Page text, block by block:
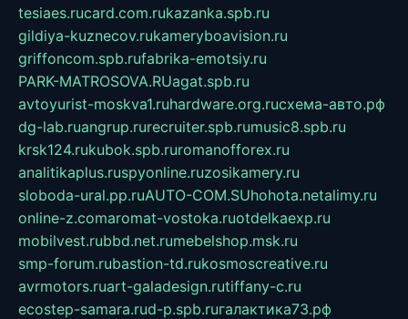
tesiaes.rucard.com.rukazanka.spb.ru
gildiya-kuznecov.rukameryboavision.ru
griffoncom.spb.rufabrika-emotsiy.ru
PARK-MATROSOVA.RUagat.spb.ru
avtoyurist-moskva1.ruhardware.org.ruсхема-авто.рф
dg-lab.ruangrup.rurecruiter.spb.rumusic8.spb.ru
krsk124.rukubok.spb.ruromanofforex.ru
analitikaplus.ruspyonline.ruzosikamery.ru
sloboda-ural.pp.ruAUTO-COM.SUhohota.netalimy.ru
online-z.comaromat-vostoka.ruotdelkaexp.ru
mobilvest.rubbd.net.rumebelshop.msk.ru
smp-forum.rubastion-td.rukosmoscreative.ru
avrmotors.ruart-galadesign.rutiffany-c.ru
ecostep-samara.rud-p.spb.ruгалактика73.рф